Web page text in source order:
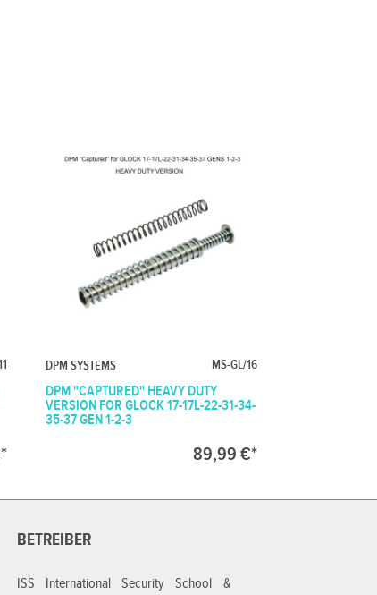
DPM SYSTEMS MS-GL/16
DPM "CAPTURED" HEAVY DUTY
VERSION FOR GLOCK 17-17L-22-31-34-
35-37 GEN 1-2-3
89,99 €*
BETREIBER
ISS International Security School &